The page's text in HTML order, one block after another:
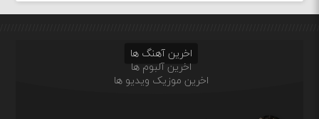
اخرین آهنگ ها
اخرین آلبوم ها
اخرین موزیک ویدیو ها